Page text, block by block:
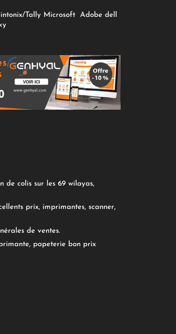
Tally Microsoft Adobe dell
de colis sur les 69 wilayas,
prix, imprimantes, scanner,
de ventes.
papeterie bon prix